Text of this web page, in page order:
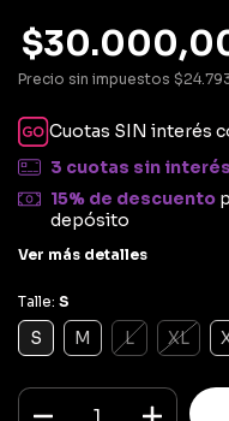
Precio sin impuestos
Cuotas SIN interés
3 cuotas sin
15% de descuento
depósito
Ver más detalles
Talle: S
S M L XL